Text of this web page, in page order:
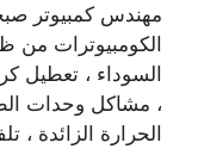
مهندس كمبيوتر
الكومبيوترات من
السوداء ، تعطيل
، مشاكل وحدات
الحرارة الزائدة ،